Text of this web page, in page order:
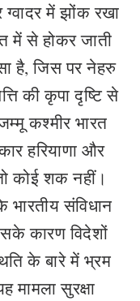
में झोंक रखा
में से होकर जाती
है, जिस पर नेहरु
की कृपा दृष्टि से
कश्मीर भारत
हरियाणा और
कोई शक नहीं।
संविधान
कारण विदेशों
के बारे में भ्रम
मामला सुरक्षा